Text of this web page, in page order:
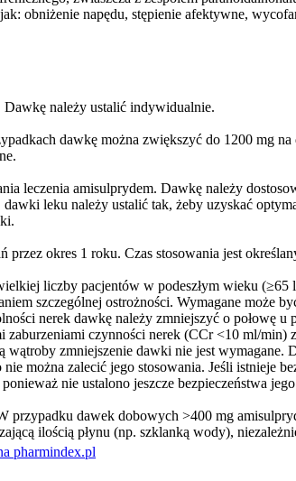
obniżenie napędu, stępienie afektywne,
należy ustalić indywidualnie.
dawkę można zwiększyć do 1200 mg
leczenia amisulprydem. Dawkę należy
leku należy ustalić tak, żeby uzyskać
okres 1 roku. Czas stosowania jest
liczby pacjentów w podeszłym wieku
szczególnej ostrożności. Wymagane może
nerek dawkę należy zmniejszyć o połowę
czynności nerek (CCr <10 ml/min)
zmniejszenie dawki nie jest wymagane.
można zalecić jego stosowania. Jeśli istnieje
nie ustalono jeszcze bezpieczeństwa
przypadku dawek dobowych >400 mg
ilością płynu (np. szklanką wody),
pharmindex.pl